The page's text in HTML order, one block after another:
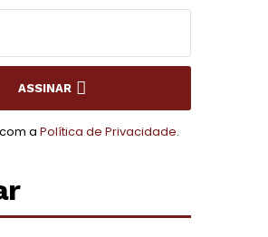
ASSINAR
a Política de Privacidade.